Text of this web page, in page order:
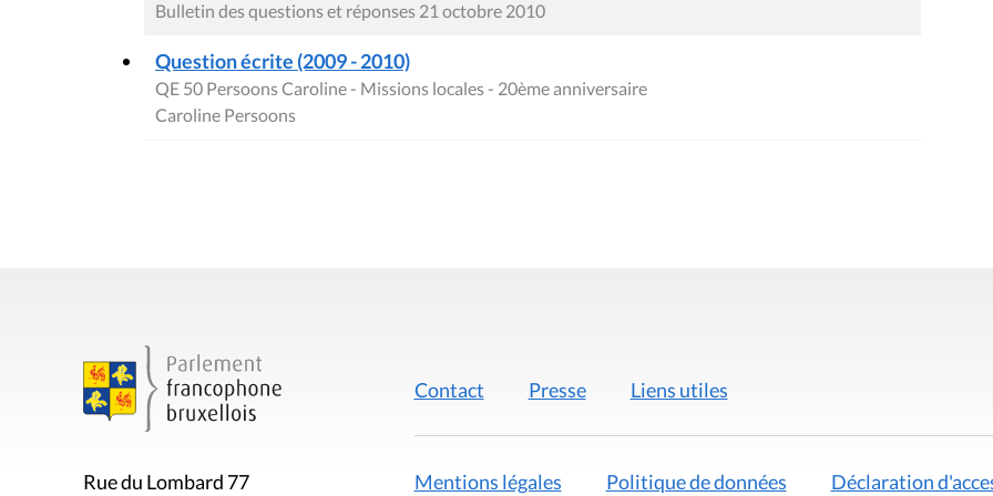
Bulletin des questions et réponses 21 octobre 2010
Question écrite (2009 - 2010)
QE 50 Persoons Caroline - Missions locales - 20ème anniversaire
Caroline Persoons
Rue du Lombard 77
Contact Presse Liens utiles
Mentions légales Politique de données Déclaration